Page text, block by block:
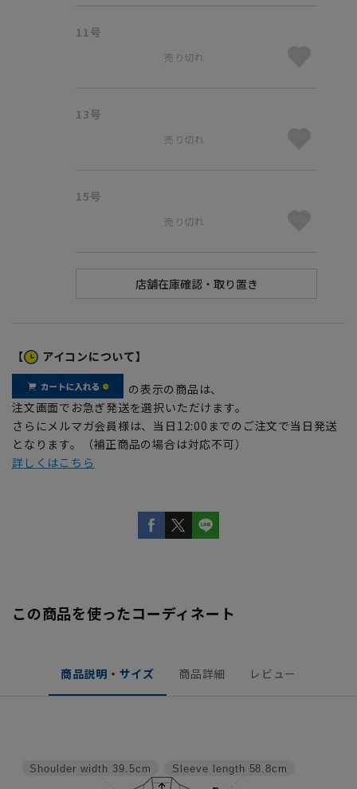
11号
売り切れ
13号
売り切れ
15号
売り切れ
【 アイコンについて】
の表示の商品は、
注文画面でお急ぎ発送を選択いただけます。
さらにメルマガ会員様は、当日12:00までのご注文で当日発送
となります。（補正商品の場合は対応不可）
詳しくはこちら
この商品を使ったコーディネート
商品説明・サイズ 商品詳細 レビュー
Sleeve length 58.8cm
Shoulder width 39.5cm